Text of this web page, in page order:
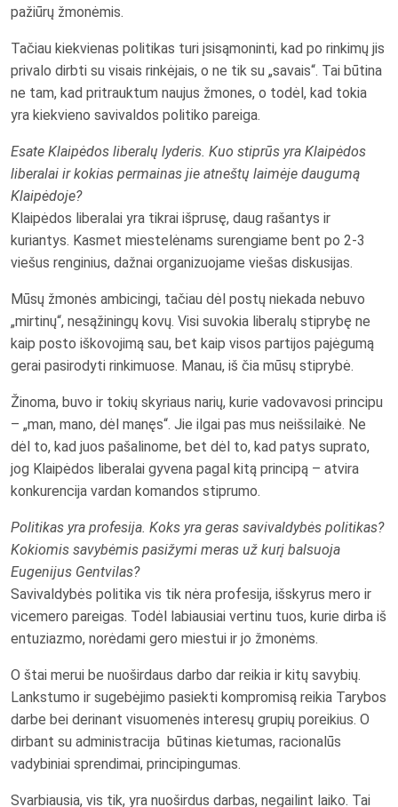
pažiūrų žmonėmis.
Tačiau kiekvienas politikas turi įsisąmoninti, kad po rinkimų jis
privalo dirbti su visais rinkėjais, o ne tik su „savais“. Tai būtina
ne tam, kad pritrauktum naujus žmones, o todėl, kad tokia
yra kiekvieno savivaldos politiko pareiga.
Esate Klaipėdos liberalų lyderis. Kuo stiprūs yra Klaipėdos
liberalai ir kokias permainas jie atneštų laimėje daugumą
Klaipėdoje?
Klaipėdos liberalai yra tikrai išprusę, daug rašantys ir
kuriantys. Kasmet miestelėnams surengiame bent po 2-3
viešus renginius, dažnai organizuojame viešas diskusijas.
Mūsų žmonės ambicingi, tačiau dėl postų niekada nebuvo
„mirtinų“, nesąžiningų kovų. Visi suvokia liberalų stiprybę ne
kaip posto iškovojimą sau, bet kaip visos partijos pajėgumą
gerai pasirodyti rinkimuose. Manau, iš čia mūsų stiprybė.
Žinoma, buvo ir tokių skyriaus narių, kurie vadovavosi principu
– „man, mano, dėl manęs“. Jie ilgai pas mus neišsilaikė. Ne
dėl to, kad juos pašalinome, bet dėl to, kad patys suprato,
jog Klaipėdos liberalai gyvena pagal kitą principą – atvira
konkurencija vardan komandos stiprumo.
Politikas yra profesija. Koks yra geras savivaldybės politikas?
Kokiomis savybėmis pasižymi meras už kurį balsuoja
Eugenijus Gentvilas?
Savivaldybės politika vis tik nėra profesija, išskyrus mero ir
vicemero pareigas. Todėl labiausiai vertinu tuos, kurie dirba iš
entuziazmo, norėdami gero miestui ir jo žmonėms.
O štai merui be nuoširdaus darbo dar reikia ir kitų savybių.
Lankstumo ir sugebėjimo pasiekti kompromisą reikia Tarybos
darbe bei derinant visuomenės interesų grupių poreikius. O
dirbant su administracija būtinas kietumas, racionalūs
vadybiniai sprendimai, principingumas.
Svarbiausia, vis tik, yra nuoširdus darbas, negailint laiko. Tai